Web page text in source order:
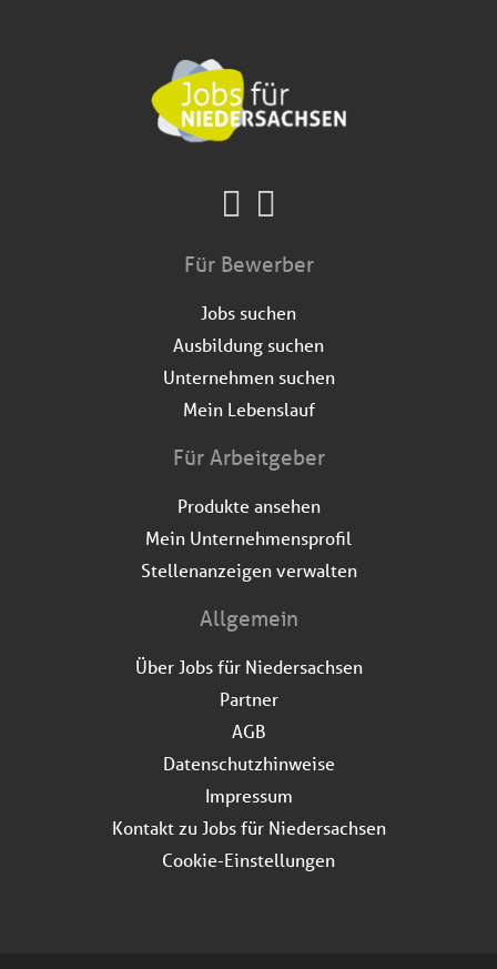
Für Bewerber
Jobs suchen
Ausbildung suchen
Unternehmen suchen
Mein Lebenslauf
Für Arbeitgeber
Produkte ansehen
Mein Unternehmensprofil
Stellenanzeigen verwalten
Allgemein
Über Jobs für Niedersachsen
Partner
AGB
Datenschutzhinweise
Impressum
Kontakt zu Jobs für Niedersachsen
Cookie-Einstellungen